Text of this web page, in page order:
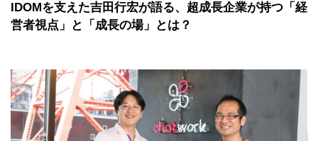
IDOMを支えた吉田行宏が語る、超成長企業が持つ「経
営者視点」と「成長の場」とは？